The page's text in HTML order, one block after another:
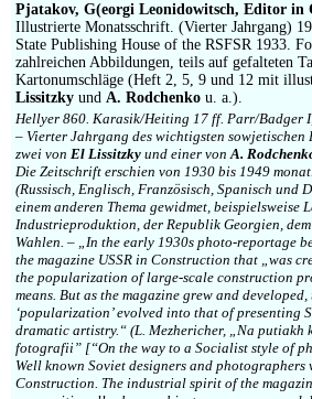
Pjatakov, G(eorgi Leonidowitsch, Editor in
Illustrierte Monatsschrift. (Vierter Jahrgang)
State Publishing House of the RSFSR 1933.
zahlreichen Abbildungen, teils auf gefalteten
Kartonumschläge (Heft 2, 5, 9 und 12 mit
Lissitzky und A. Rodchenko u. a.).
Hellyer 860. Karasik/Heiting 17 ff. Parr/Badger
– Vierter Jahrgang des wichtigsten
zwei von El Lissitzky und einer vonA.
Die Zeitschrift erschien von 1930 bis 1949
(Russisch, Englisch, Französisch, Spanisch und
einem anderen Thema gewidmet, beispielsweise
Industrieproduktion, der Republik Georgien,
Wahlen. – „In the early 1930s photo-reportage
the magazine USSR in Construction that „was
the popularization of large-scale construction
means. But as the magazine grew and
‘popularization’ evolved into that of presenting
dramatic artistry.“ (L. Mezhericher, „Na putiakh
fotografii” [“On the way to a Socialist style of
Well known Soviet designers and photographers
Construction. The industrial spirit of the